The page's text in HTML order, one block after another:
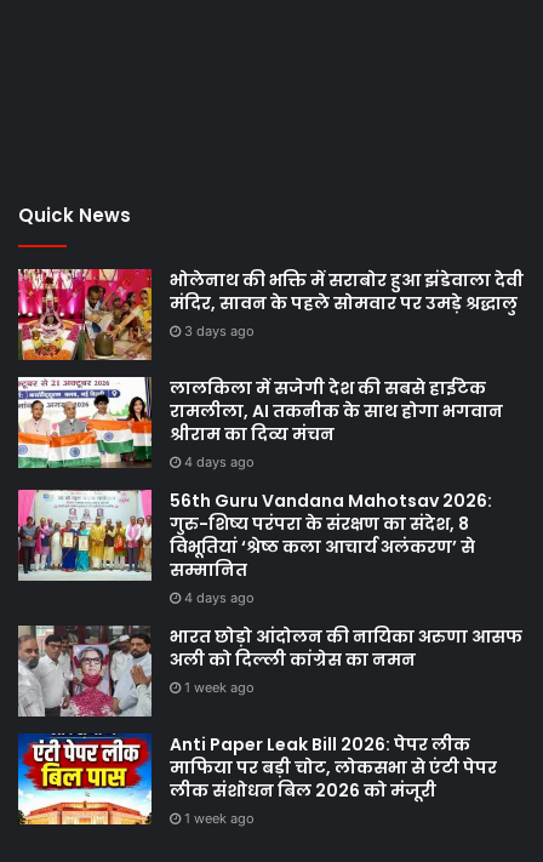
Quick News
भोलेनाथ की भक्ति में सराबोर हुआ झंडेवाला देवी
मंदिर, सावन के पहले सोमवार पर उमड़े श्रद्धालु
3 days ago
लालकिला में सजेगी देश की सबसे हाईटेक
रामलीला, AI तकनीक के साथ होगा भगवान
श्रीराम का दिव्य मंचन
4 days ago
56th Guru Vandana Mahotsav 2026:
गुरु-शिष्य परंपरा के संरक्षण का संदेश, 8
विभूतियां ‘श्रेष्ठ कला आचार्य अलंकरण’ से
सम्मानित
4 days ago
भारत छोड़ो आंदोलन की नायिका अरुणा आसफ
अली को दिल्ली कांग्रेस का नमन
1 week ago
Anti Paper Leak Bill 2026: पेपर लीक
माफिया पर बड़ी चोट, लोकसभा से एंटी पेपर
लीक संशोधन बिल 2026 को मंजूरी
1 week ago